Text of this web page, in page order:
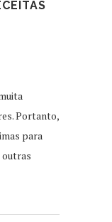
Portanto,
para
outras